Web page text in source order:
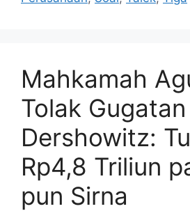
Mahkamah
Tolak
Dershowitz:
Rp4,8 Triliun
pun Sirna